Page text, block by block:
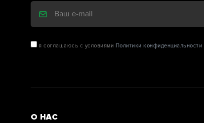
я соглашаюсь с условиями Политики конфиденциальности
О НАС